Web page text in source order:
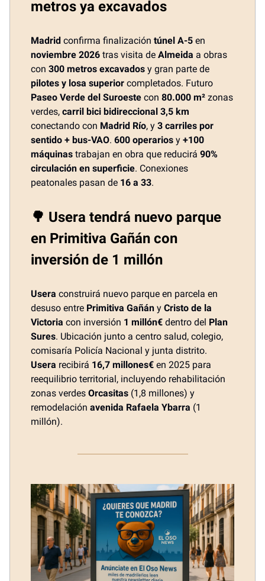
metros ya excavados
Madrid confirma finalización túnel A-5 en
noviembre 2026 tras visita de Almeida a obras
con 300 metros excavados y gran parte de
pilotes y losa superior completados. Futuro
Paseo Verde del Suroeste con 80.000 m² zonas
verdes, carril bici bidireccional 3,5 km
conectando con Madrid Río, y 3 carriles por
sentido + bus-VAO. 600 operarios y +100
máquinas trabajan en obra que reducirá 90%
circulación en superficie. Conexiones
peatonales pasan de 16 a 33.
🌳 Usera tendrá nuevo parque
en Primitiva Gañán con
inversión de 1 millón
Usera construirá nuevo parque en parcela en
desuso entre Primitiva Gañán y Cristo de la
Victoria con inversión 1 millón€ dentro del Plan
Sures. Ubicación junto a centro salud, colegio,
comisaría Policía Nacional y junta distrito.
Usera recibirá 16,7 millones€ en 2025 para
reequilibrio territorial, incluyendo rehabilitación
zonas verdes Orcasitas (1,8 millones) y
remodelación avenida Rafaela Ybarra (1
millón).